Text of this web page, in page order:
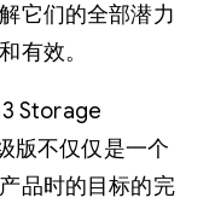
它们的全部潜力
有效。
Storage
版不仅仅是一个
品时的目标的完